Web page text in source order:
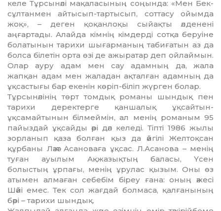
келе Тұрсынәлі мақаласының соңында: «Мен Бек­
сұлтанмен айтысып-тартысып, сот­­тасу ойымда
жоқ», – деген қо­­қанлоқы сыйақты әлденені
аңғартады. Алайда кімнің кімдерді сотқа беруіне
болатынын тарихи шығарманың табиғатын аз да
болса білетін орта өзі де ажыратар деп ойлаймын.
Олар ауру адам мен сау адамның да, жала
жапқан адам мен жаладан ақталған адамның да
ұқсастығы бар екенін көріп-біліп жүрген болар.
Тұрсынәлінің төрт томдық ро­маны шындық пен
тарихи деректерге қаншалық ұқсайтын-
ұқсамайтынын білмеймін, ал менің романым 95
пайыздай ұқсайды әрі дәл келеді. Тіпті 1986 жылы
зор­ланып қаза болған қыз да әй­гілі Жел­тоқсан
құрбаны Ләзәт Аса­новаға ұқсас. Л.Асанова – менің
туған ауылым Ақжазықтың баласы, Үсен
болыстың ұрпағы, менің ұрулас қызым. Оны өз
атымен ал­маған себебім біреу ғана: оның әже­сі
Шәйі емес. Тек сол жағдай болмаса, қалғанының
бәрі – тарихи шындық.